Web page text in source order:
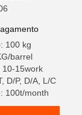
100 kg
barrel
10-15work
D/P, D/A, L/C
100t/month